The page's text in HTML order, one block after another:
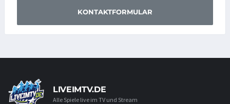
KONTAKTFORMULAR
LIVEIMTV.DE
Alle Spiele live im TV und Stream